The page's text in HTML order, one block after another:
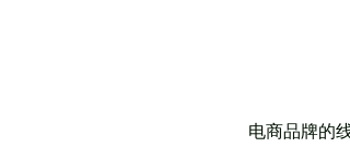
电商品牌的